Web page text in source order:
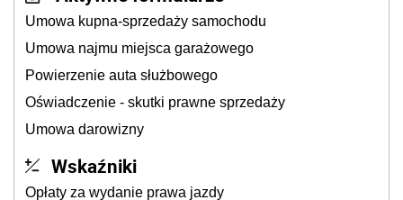
Umowa kupna-sprzedaży samochodu
Umowa najmu miejsca garażowego
Powierzenie auta służbowego
Oświadczenie - skutki prawne sprzedaży
Umowa darowizny
Wskaźniki
Opłaty za wydanie prawa jazdy